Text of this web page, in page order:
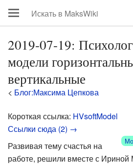
2019-07-19:
модели
вертикальные
< Блог:Максима Цепкова
Короткая ссылка: HVsoftModel
Ссылки сюда (2) →
Развивая тему счастья на
работе, решили вместе с Ириной